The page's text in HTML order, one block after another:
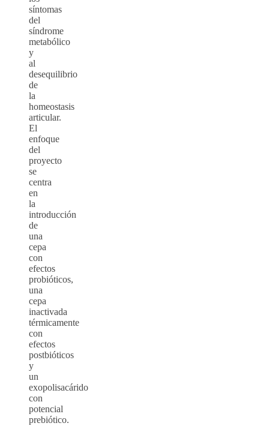
síntomas
del
síndrome
metabólico
y
al
desequilibrio
de
la
homeostasis
articular.
El
enfoque
del
proyecto
se
centra
en
la
introducción
de
una
cepa
con
efectos
probióticos,
una
cepa
inactivada
térmicamente
con
efectos
postbióticos
y
un
exopolisacárido
con
potencial
prebiótico.